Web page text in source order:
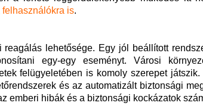
is.
lehetősége. Egy jól beállított
egy-egy eseményt. Városi
felügyeletében is komoly szerepet játszik.
és az automatizált biztonsági
emberi hibák és a biztonsági kockázatok